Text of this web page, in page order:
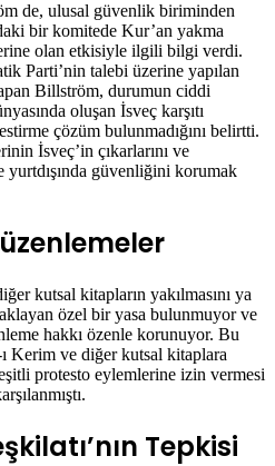
de, ulusal güvenlik biriminden
bir komitede Kur’an yakma
olan etkisiyle ilgili bilgi verdi.
Parti’nin talebi üzerine yapılan
Billström, durumun ciddi
oluşan İsveç karşıtı
çözüm bulunmadığını belirtti.
İsveç’in çıkarlarını ve
güvenliğini korumak
kutsal kitapların yakılmasını ya
özel bir yasa bulunmuyor ve
hakkı özenle korunuyor. Bu
Kerim ve diğer kutsal kitaplara
protesto eylemlerine izin vermesi
Tepkisi